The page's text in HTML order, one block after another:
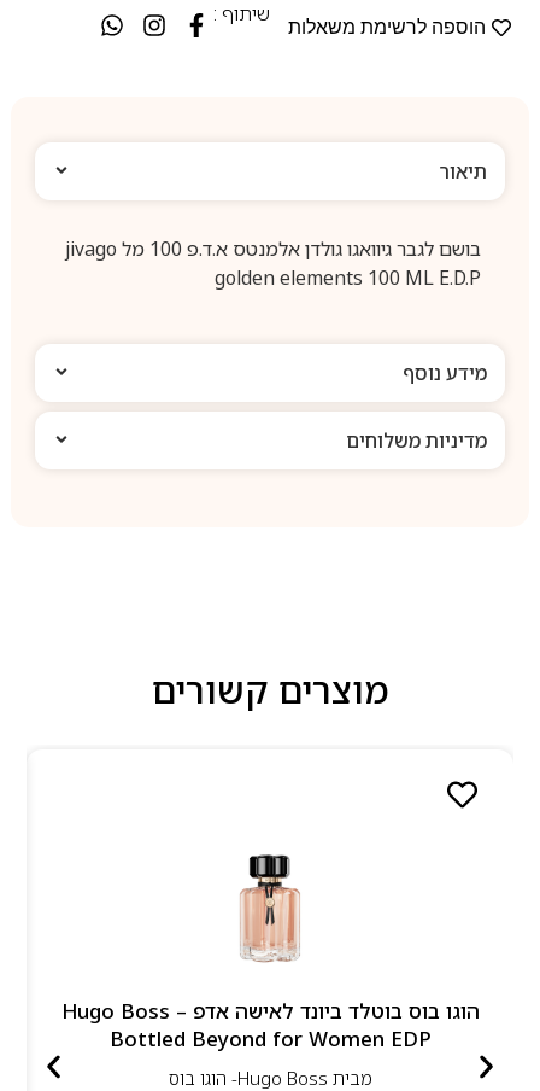
הוספה לרשימת משאלות
שיתוף :
תיאור
בושם לגבר גיוואגו גולדן אלמנטס א.ד.פ 100 מל jivago
golden elements 100 ML E.D.P
מידע נוסף
מדיניות משלוחים
מוצרים קשורים
הוגו בוס בוטלד ביונד לאישה אדפ – Hugo Boss
Bottled Beyond for Women EDP
מבית Hugo Boss- הוגו בוס